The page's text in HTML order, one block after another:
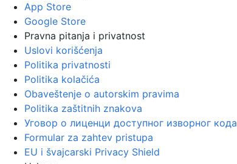
App Store
Google Store
Pravna pitanja i privatnost
Uslovi korišćenja
Politika privatnosti
Politika kolačića
Obaveštenje o autorskim pravima
Politika zaštitnih znakova
Уговор о лиценци доступног изворног кода
Formular za zahtev pristupa
EU i švajcarski Privacy Shield